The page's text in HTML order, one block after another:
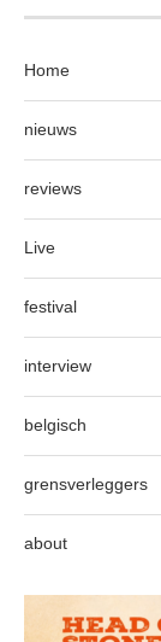
Home
nieuws
reviews
Live
festival
interview
belgisch
grensverleggers
about